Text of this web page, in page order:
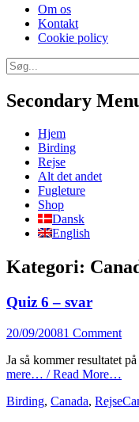
Skip
content
Om os
Kontakt
Cookie policy
Search
Search
for:
Secondary
Skip
content
Hjem
Birding
Rejse
Alt det andet
Fugleture
Shop
Dansk
English
Kategori:
Quiz 6 – svar
Posted
20/09/20081 Comment
Ja så kommer resultatet
mere… / Read More…
Categories
Birding, Canada, Rejse